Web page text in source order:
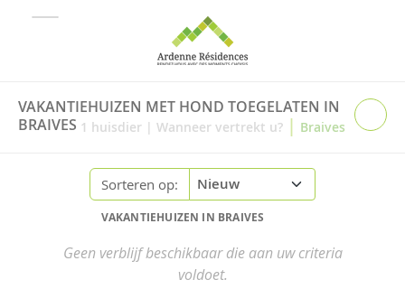
VAKANTIEHUIZEN MET HOND TOEGELATEN IN
BRAIVES 1 huisdier | Wanneer vertrekt u? | Braives
Sorteren op:
VAKANTIEHUIZEN IN BRAIVES
Geen verblijf beschikbaar die aan uw criteria
voldoet.